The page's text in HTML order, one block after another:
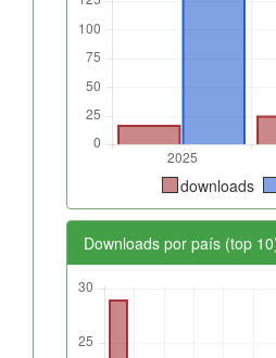
downloads
Downloads por país (top